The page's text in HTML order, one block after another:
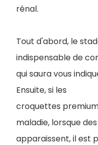
rénal.
Tout d'abord, le
indispensable de
qui saura vous
Ensuite, si les
croquettes
maladie, lorsque
apparaissent, il est